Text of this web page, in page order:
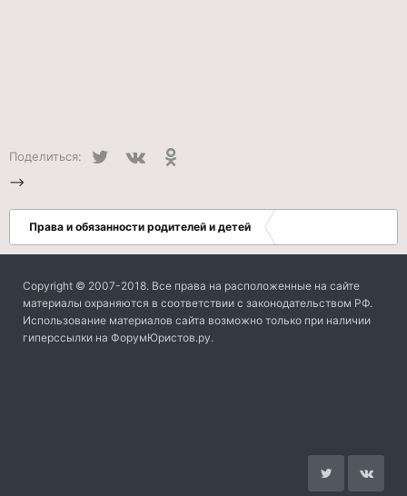
Поделиться: Twitter
-->
Права и обязанности родителей и детей
Copyright © 2007-2018. Все права на расположенные на сайте
материалы охраняются в соответствии с законодательством РФ.
Использование материалов сайта возможно только при наличии
гиперссылки на ФорумЮристов.ру.